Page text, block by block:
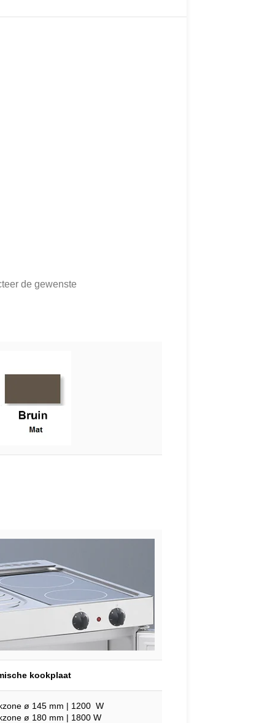
de gewenste
kookplaat
ø 145 mm | 1200 W
ø 180 mm | 1800 W